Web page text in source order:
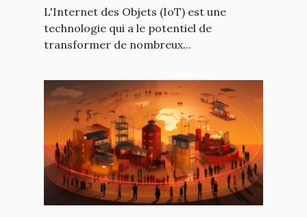
L'Internet des Objets (IoT) est une
technologie qui a le potentiel de
transformer de nombreux...